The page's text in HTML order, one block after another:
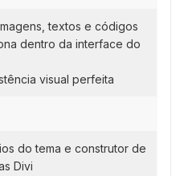
textos e códigos
dentro da interface do
visual perfeita
do tema e construtor de
Divi